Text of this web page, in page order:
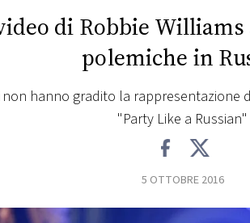
di Robbie
polemiche in
non hanno gradito la rappresentazione
"Party Like a Russian"
5 OTTOBRE 2016